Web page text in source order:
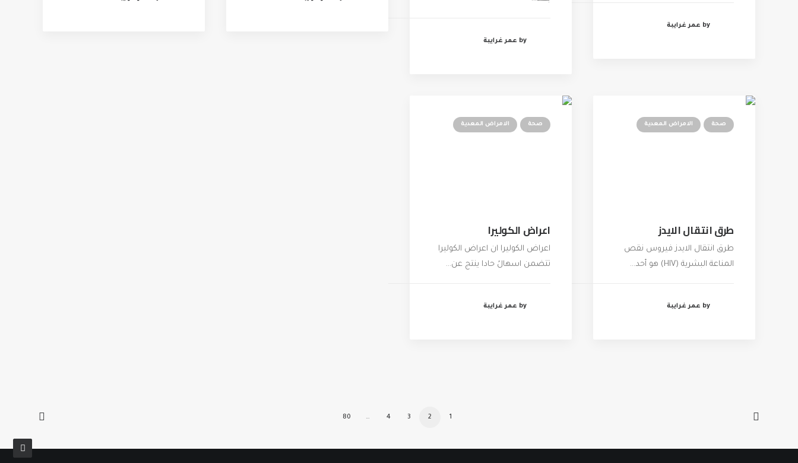
by عمر غرايبة
by عمر غرايبة
صحة الامراض المعدية
طرق انتقال الايدز
طرق انتقال الايدز فيروس نقص
المناعة البشرية (HIV) هو أحد…
by عمر غرايبة
صحة الامراض المعدية
اعراض الكوليرا
اعراض الكوليرا ان اعراض الكوليرا
تتضمن اسهالً حادا ينتج عن…
by عمر غرايبة
1
2
3
4
…
80